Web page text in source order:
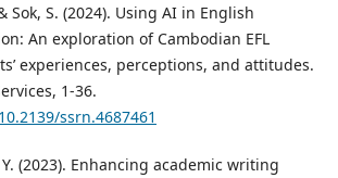
Sok, S. (2024). Using AI in English
An exploration of Cambodian EFL
experiences, perceptions, and attitudes.
1-36.
ssrn.4687461
(2023). Enhancing academic writing